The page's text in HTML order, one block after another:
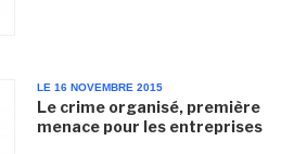
LE 16 NOVEMBRE 2015
Le crime organisé, première
menace pour les entreprises